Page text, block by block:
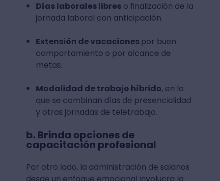
Días laborales libreso finalización de la
jornada laboral con anticipación.
Extensión de vacaciones por buen
comportamiento o por alcance de
metas.
Modalidad de trabajo híbrido, en la
que se combinan días de presencialidad
y otras jornadas de teletrabajo.
b. Brinda opciones de
capacitación profesional
Por otro lado, la administración de salarios